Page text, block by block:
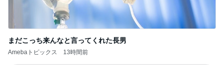
ジャンル人気記事ランキング
ディズニーレポ
Disney THE MARKET 2026の人気グッズを
ご紹介っ（その1）